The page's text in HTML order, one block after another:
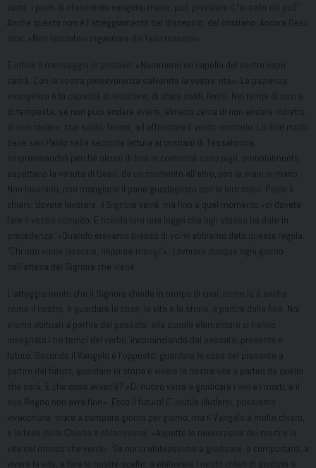
certe, i punti di riferimento vengono meno, può prevalere il “si salvi chi può”.
Anche questo non è l’atteggiamento del discepolo, del cristiano. Ancora Gesù
dice: «Non lasciatevi ingannare dai falsi maestri».
E infine il messaggio in positivo: «Nemmeno un capello del vostro capo
cadrà. Con la vostra perseveranza salverete la vostra vita». La pazienza
evangelica è la capacità di resistere, di stare saldi, fermi. Nei tempi di crisi e
di tempesta, se non puoi andare avanti, almeno cerca di non andare indietro,
di non cadere; stai saldo, fermo, ad affrontare il vento contrario. Lo dice molto
bene san Paolo nella seconda lettura ai cristiani di Tessalonica,
rimproverandoli perché alcuni di loro in comunità sono pigri, probabilmente
aspettano la venuta di Gesù, da un momento all’altro, con le mani in mano.
Non lavorano, non mangiano il pane guadagnato con le loro mani. Paolo è
chiaro: dovete lavorare, il Signore verrà, ma fino a quel momento voi dovete
fare il vostro compito. E ricorda loro una legge che egli stesso ha dato in
precedenza: «Quando eravamo presso di voi vi abbiamo dato questa regola:
“Chi non vuole lavorare, neppure mangi”». Lavorare dunque ogni giorno
nell’attesa del Signore che viene.
L’atteggiamento che il Signore chiede in tempo di crisi, come lo è anche
come il nostro, è guardare le cose, la vita e la storia, a partire dalla fine. Noi
siamo abituati a partire dal passato, alla scuola elementare ci hanno
insegnato i tre tempi del verbo, incominciando dal passato, presente e
futuro. Secondo il Vangelo è l’opposto: guardare le cose del presente a
partire dal futuro, guardare la storia e vivere la nostra vita a partire da quello
che sarà. E che cosa avverrà? «Di nuovo verrà a giudicare i vivi e i morti, e il
suo Regno non avrà fine». Ecco il futuro! E’ inutile illudersi, possiamo
vivacchiare, tirare a campare giorno per giorno, ma il Vangelo è molto chiaro,
e la fede della Chiesa è chiarissima: «Aspetto la risurrezione dei morti e la
vita del mondo che verrà». Se noi ci abituassimo a giudicare, a comportarci, a
vivere la vita, a fare le nostre scelte, a elaborare i nostri criteri di giudizio a